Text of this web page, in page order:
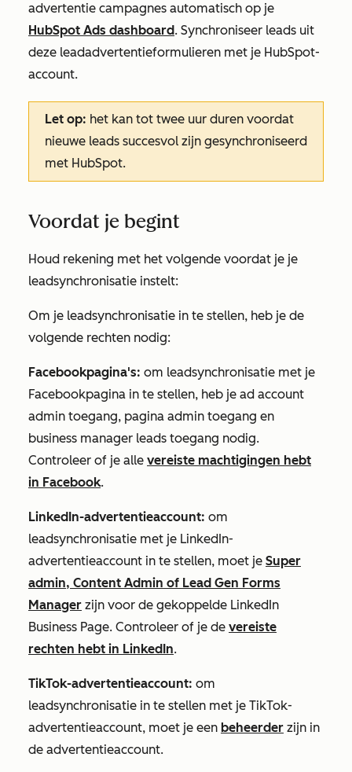
advertentie campagnes automatisch op je
HubSpot Ads dashboard. Synchroniseer leads uit
deze leadadvertentieformulieren met je HubSpot-
account.
Let op: het kan tot twee uur duren voordat
nieuwe leads succesvol zijn gesynchroniseerd
met HubSpot.
Voordat je begint
Houd rekening met het volgende voordat je je
leadsynchronisatie instelt:
Om je leadsynchronisatie in te stellen, heb je de
volgende rechten nodig:
Facebookpagina's: om leadsynchronisatie met je
Facebookpagina in te stellen, heb je ad account
admin toegang, pagina admin toegang en
business manager leads toegang nodig.
Controleer of je alle vereiste machtigingen hebt
in Facebook.
LinkedIn-advertentieaccount: om
leadsynchronisatie met je LinkedIn-
advertentieaccount in te stellen, moet je Super
admin, Content Admin of Lead Gen Forms
Manager zijn voor de gekoppelde LinkedIn
Business Page. Controleer of je de vereiste
rechten hebt in LinkedIn.
TikTok-advertentieaccount: om
leadsynchronisatie in te stellen met je TikTok-
advertentieaccount, moet je een beheerder zijn in
de advertentieaccount.